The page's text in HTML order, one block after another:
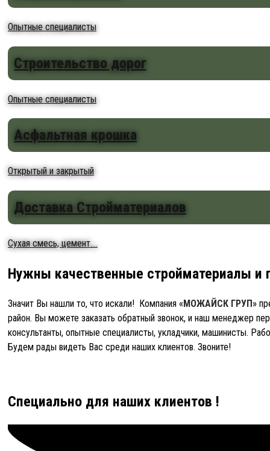
Опытные специалисты
Строительство дорог
Опытные специалисты
Асфальтная крошка
Открытый и закрытый
Доставка Стройматериалов
Сухая смесь, цемент....
Нужны качественные стройматериалы и
Значит Вы нашли то, что искали! Компания «МОЖАЙСК ГРУП»
район. Вы можете заказать обратный звонок, и наш менеджер
консультанты, опытные специалисты, укладчики, машинисты.
Будем рады видеть Вас среди наших клиентов. Звоните!
Специально для наших клиентов !